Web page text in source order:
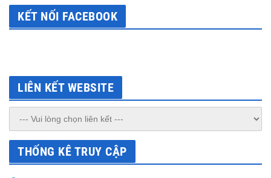
KẾT NỐI FACEBOOK
LIÊN KẾT WEBSITE
THỐNG KÊ TRUY CẬP